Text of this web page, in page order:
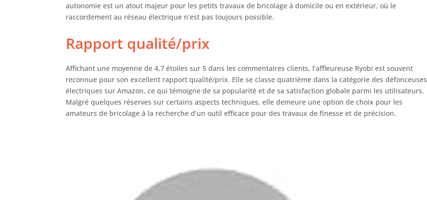
autonomie est un atout majeur pour les petits travaux de bricolage à domicile ou en extérieur, où le
raccordement au réseau électrique n’est pas toujours possible.
Rapport qualité/prix
Affichant une moyenne de 4,7 étoiles sur 5 dans les commentaires clients, l’affleureuse Ryobi est souvent
reconnue pour son excellent rapport qualité/prix. Elle se classe quatrième dans la catégorie des défonceuses
électriques sur Amazon, ce qui témoigne de sa popularité et de sa satisfaction globale parmi les utilisateurs.
Malgré quelques réserves sur certains aspects techniques, elle demeure une option de choix pour les
amateurs de bricolage à la recherche d’un outil efficace pour des travaux de finesse et de précision.